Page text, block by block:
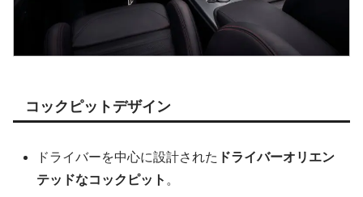
コックピットデザイン
ドライバーを中心に設計された ドライバーオリエン
テッドなコックピット 。